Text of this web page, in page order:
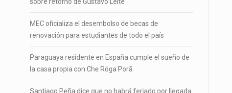
MEC oficializa el desembolso de becas de
renovación para estudiantes de todo el país
Paraguaya residente en España cumple el sueño de
la casa propia con Che Róga Porã
Santiago Peña dice que no habrá feriado por llegada